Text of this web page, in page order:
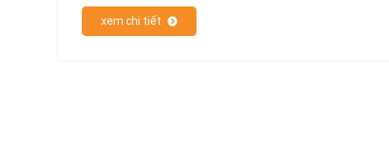
xem chi tiết